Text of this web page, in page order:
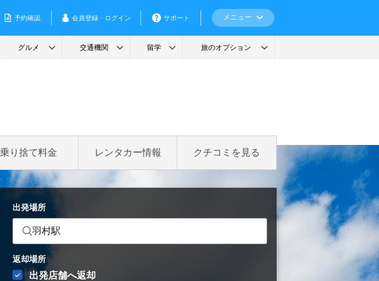
乗り捨て料金 レンタカー情報 クチコミを見る
出発場所
羽村駅
返却場所
出発店舗へ返却